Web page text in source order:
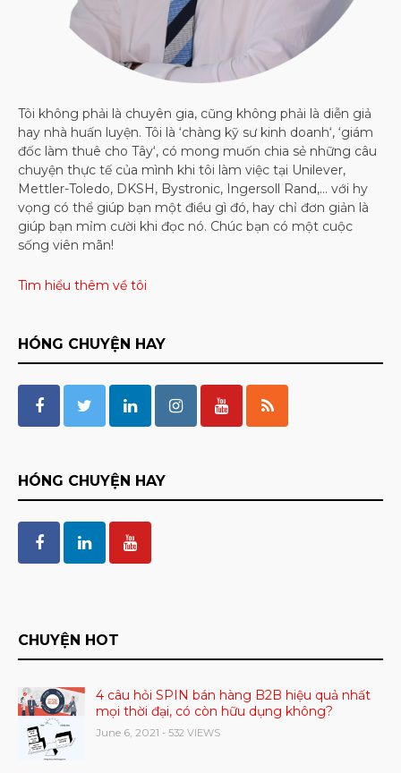
Tôi không phải là chuyên gia, cũng không phải là diễn giả
hay nhà huấn luyện. Tôi là ‘chàng kỹ sư kinh doanh‘, ‘giám
đốc làm thuê cho Tây‘, có mong muốn chia sẻ những câu
chuyện thực tế của mình khi tôi làm việc tại Unilever,
Mettler-Toledo, DKSH, Bystronic, Ingersoll Rand,… với hy
vọng có thể giúp bạn một điều gì đó, hay chỉ đơn giản là
giúp bạn mỉm cười khi đọc nó. Chúc bạn có một cuộc
sống viên mãn!
Tìm hiểu thêm về tôi
HÓNG CHUYỆN HAY
HÓNG CHUYỆN HAY
CHUYỆN HOT
4 câu hỏi SPIN bán hàng B2B hiệu quả nhất
mọi thời đại, có còn hữu dụng không?
June 6, 2021 - 532 VIEWS